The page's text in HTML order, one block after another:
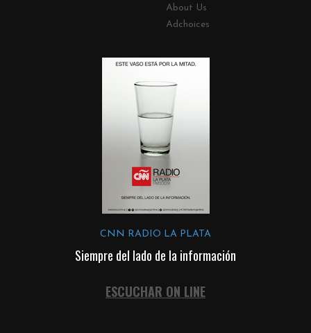
About Us
Adchoices
CNN RADIO LA PLATA
Siempre del lado de la información
ESCUCHAR ON LINE